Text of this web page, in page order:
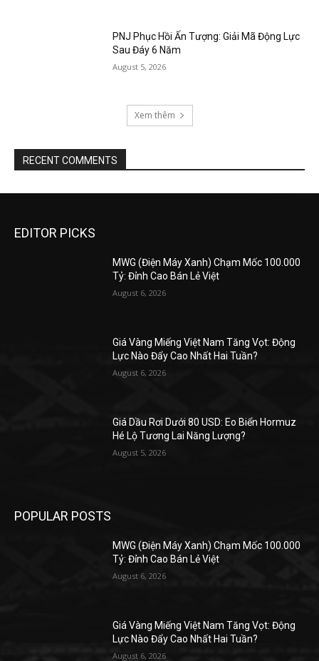
PNJ Phục Hồi Ấn Tượng: Giải Mã Động Lực
Sau Đáy 6 Năm
August 5, 2026
Xem thêm
RECENT COMMENTS
EDITOR PICKS
MWG (Điện Máy Xanh) Chạm Mốc 100.000
Tỷ: Đỉnh Cao Bán Lẻ Việt
August 6, 2026
Giá Vàng Miếng Việt Nam Tăng Vọt: Động
Lực Nào Đẩy Cao Nhất Hai Tuần?
August 6, 2026
Giá Dầu Rơi Dưới 80 USD: Eo Biển Hormuz
Hé Lộ Tương Lai Năng Lượng?
August 5, 2026
POPULAR POSTS
MWG (Điện Máy Xanh) Chạm Mốc 100.000
Tỷ: Đỉnh Cao Bán Lẻ Việt
August 6, 2026
Giá Vàng Miếng Việt Nam Tăng Vọt: Động
Lực Nào Đẩy Cao Nhất Hai Tuần?
August 6, 2026